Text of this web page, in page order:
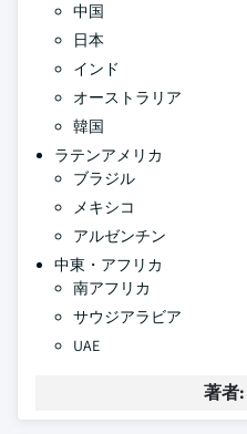
中国
日本
インド
オーストラリア
韓国
ラテンアメリカ
ブラジル
メキシコ
アルゼンチン
中東・アフリカ
南アフリカ
サウジアラビア
UAE
著者: